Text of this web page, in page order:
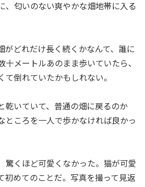
、匂いのない爽やかな畑地帯に入る
がどれだけ長く続くかなんて、誰に
十メートルあのまま歩いていたら、
て倒れていたかもしれない。
乾いていて、普通の畑に戻るのか
ところを一人で歩かなければ良かっ
驚くほど可愛くなかった。猫が可愛
初めてのことだ。写真を撮って見返